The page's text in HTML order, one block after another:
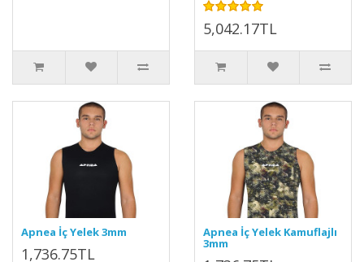
5,042.17TL
Apnea İç Yelek 3mm
1,736.75TL
Apnea İç Yelek Kamuflajlı
3mm